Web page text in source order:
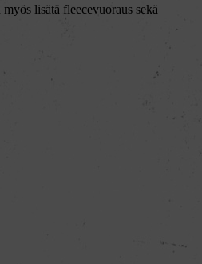
lisätä fleecevuoraus sekä